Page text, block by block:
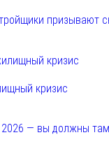
призывают
кризис